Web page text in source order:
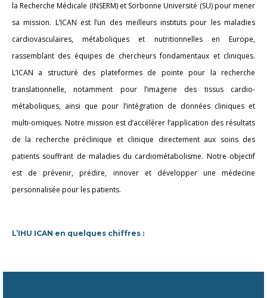
la Recherche Médicale (INSERM) et Sorbonne Université (SU) pour mener
sa mission. L’ICAN est l’un des meilleurs instituts pour les maladies
cardiovasculaires, métaboliques et nutritionnelles en Europe,
rassemblant des équipes de chercheurs fondamentaux et cliniques.
L’ICAN a structuré des plateformes de pointe pour la recherche
translationnelle, notamment pour l’imagerie des tissus cardio-
métaboliques, ainsi que pour l’intégration de données cliniques et
multi-omiques. Notre mission est d’accélérer l’application des résultats
de la recherche préclinique et clinique directement aux soins des
patients souffrant de maladies du cardiométabolisme. Notre objectif
est de prévenir, prédire, innover et développer une médecine
personnalisée pour les patients.
L’IHU ICAN en quelques chiffres :